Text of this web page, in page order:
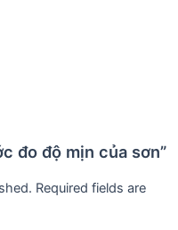
đo độ mịn của sơn”
Required fields are